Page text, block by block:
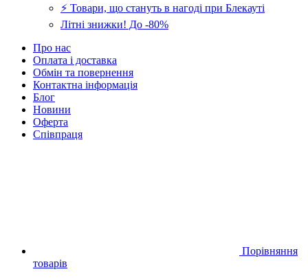
⚡️ Товари, що стануть в нагоді при Блекауті
Літні знижки! До -80%
Про нас
Оплата і доставка
Обмін та повернення
Контактна інформація
Блог
Новини
Оферта
Співпраця
Порівняння
товарів